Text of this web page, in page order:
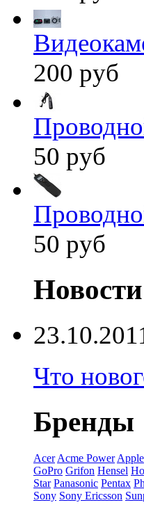
200 руб
50 руб
50 руб
Новости
Что
Бренды
Acer Acme Power Apple
GoPro Grifon Hensel
Star Panasonic Pentax
Sony Sony Ericsson